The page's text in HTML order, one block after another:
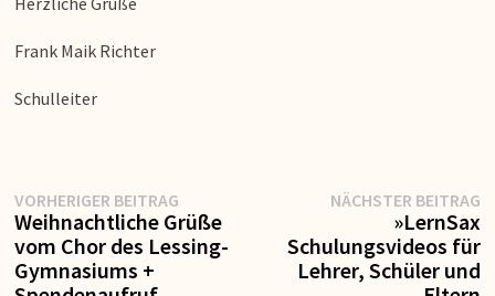
Frank Maik Richter
Schulleiter
Beitragsnavigation
VORHERIGER BEITRAG
Beitrag:
Weihnachtliche Grüße
vom Chor des Lessing-
Gymnasiums +
NÄCHSTER BEITRAG
»LernSax
Schulungsvideos für
Lehrer, Schüler und